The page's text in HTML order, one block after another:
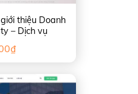
thiệu Doanh
– Dịch vụ
₫